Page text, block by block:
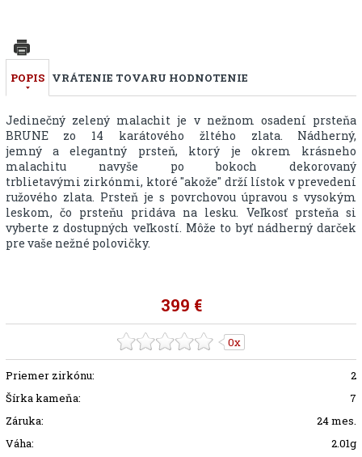
POPIS VRÁTENIE TOVARU HODNOTENIE
Jedinečný zelený malachit je v nežnom osadení prsteňa
BRUNE zo 14 karátového žltého zlata. Nádherný,
jemný a elegantný prsteň, ktorý je okrem krásneho
malachitu navyše po bokoch dekorovaný
trblietavými zirkónmi, ktoré "akože" drží lístok v prevedení
ružového zlata. Prsteň je s povrchovou úpravou s vysokým
leskom, čo prsteňu pridáva na lesku. Veľkosť prsteňa si
vyberte z dostupných veľkostí. Môže to byť nádherný darček
pre vaše nežné polovičky.
399 €
0x
Priemer zirkónu:
2
Šírka kameňa:
7
Záruka:
24 mes.
Váha:
2.01g